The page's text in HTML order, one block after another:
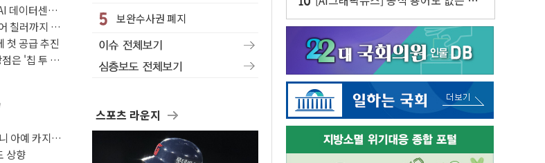
견
전 고조
데이터센터·
칠러까지 묶
첫 공급 추진
은 '칩 투 칠
아예 카지노
상향
보완수사권 폐지
스포츠 라운지
44.56%
열대야, 기준을 만들어야 할 때가 됐
다